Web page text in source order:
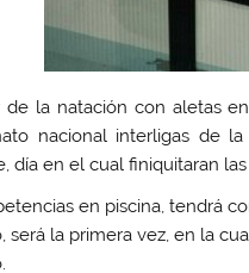
de la natación con aletas
nacional interligas de
día en el cual finiquitaran
en piscina, tendrá
será la primera vez, en la